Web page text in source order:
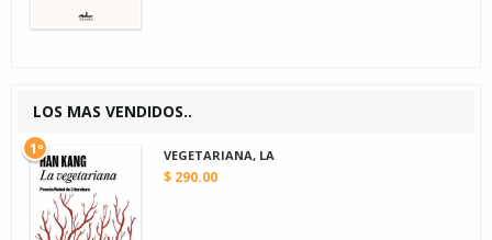
LOS MAS VENDIDOS..
VEGETARIANA, LA
$ 290.00
1º